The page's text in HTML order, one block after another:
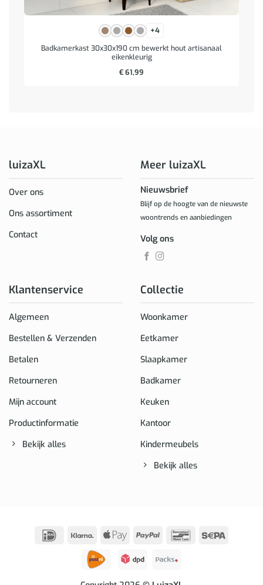
+4
Badkamerkast 30x30x190 cm bewerkt hout artisanaal
eikenkleurig
€61,99
luizaXL
Over ons
Ons assortiment
Contact
Klantenservice
Algemeen
Bestellen & Verzenden
Betalen
Retourneren
Mijn account
Productinformatie
Bekijk alles
Collectie
Woonkamer
Eetkamer
Slaapkamer
Badkamer
Keuken
Kantoor
Kindermeubels
Bekijk alles
Meer luizaXL
Nieuwsbrief
Blijf op de hoogte van de nieuwste
woontrends en aanbiedingen
Volg ons
IDeal Klarna
Apple
PayPal Bancontact